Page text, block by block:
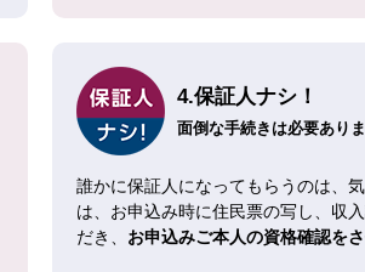
4.保証人ナシ！
面倒な手続きは必要ありま
誰かに保証人になってもらうのは、
は、お申込み時に住民票の写し、収
だき、 お申込みご本人の資格確認を